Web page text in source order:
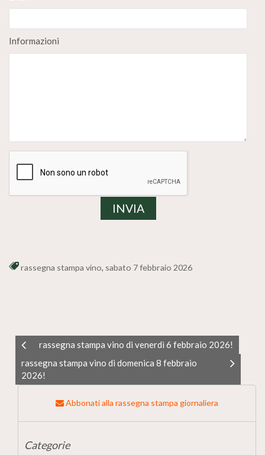
Informazioni
rassegna stampa vino, sabato 7 febbraio 2026
rassegna stampa vino di venerdì 6 febbraio 2026!
rassegna stampa vino di domenica 8 febbraio
2026!
Abbonati alla rassegna stampa giornaliera
Categorie